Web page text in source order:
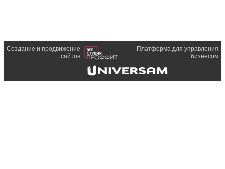
Создание и продвижение
сайтов
Платформа для управления
бизнесом